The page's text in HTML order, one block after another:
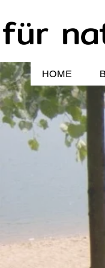
HOME